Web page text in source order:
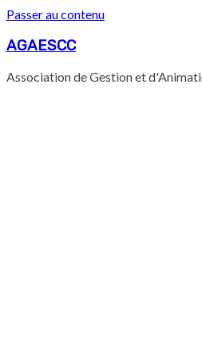
Passer au contenu
AGAESCC
Association de Gestion et